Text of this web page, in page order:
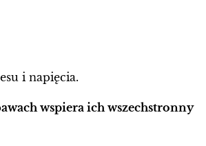
i napięcia.
wspiera ich wszechstronny